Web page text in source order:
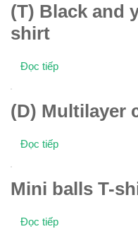
(T) Black and
shirt
Đọc tiếp
(D) Multilayer
Đọc tiếp
Mini balls T-
Đọc tiếp